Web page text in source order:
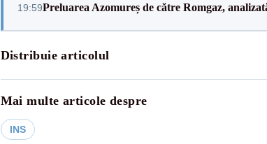
19:59Preluarea Azomureș de către Romgaz,
Distribuie articolul
Mai multe articole despre
INS